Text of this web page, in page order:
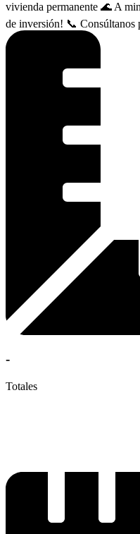
vivienda permanente 🌊 A
de inversión! 📞 Consúltanos
-
Totales